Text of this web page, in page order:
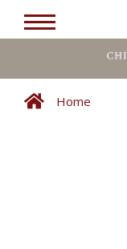
Home